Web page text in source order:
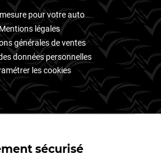
pour votre auto
légales
générales de ventes
données personnelles
les cookies
sécurisé